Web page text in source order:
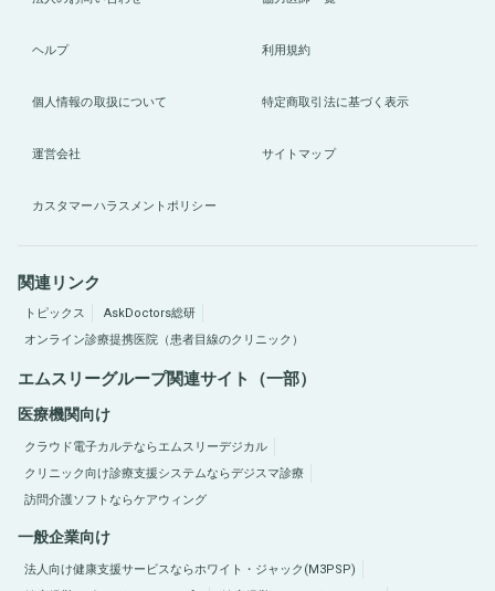
ヘルプ 利用規約
個人情報の取扱について 特定商取引法に基づく表示
運営会社 サイトマップ
カスタマーハラスメントポリシー
関連リンク
トピックス
AskDoctors総研
オンライン診療提携医院（患者目線のクリニック）
エムスリーグループ関連サイト（一部）
医療機関向け
クラウド電子カルテならエムスリーデジカル
クリニック向け診療支援システムならデジスマ診療
訪問介護ソフトならケアウィング
一般企業向け
法人向け健康支援サービスならホワイト・ジャック(M3PSP)